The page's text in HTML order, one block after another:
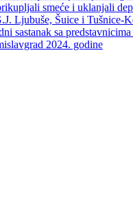
smeće i uklanjali
Ljubuše, Šuice i Tušnice-
sastanak sa
2024. godine